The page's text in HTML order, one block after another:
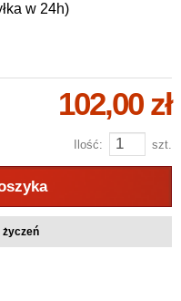
w 24h)
102,00 zł
Ilość: szt.
życzeń